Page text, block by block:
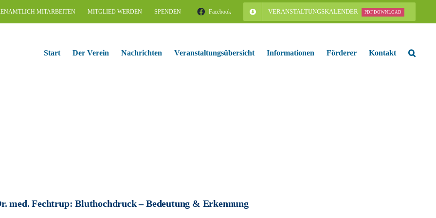
MITARBEITEN MITGLIED WERDEN SPENDEN Facebook VERANSTALTUNGSKALENDER PDF DOWNLOAD
Start Der Verein Nachrichten Veranstaltungsübersicht Informationen Förderer Kontakt
med. Fechtrup: Bluthochdruck – Bedeutung & Erkennung